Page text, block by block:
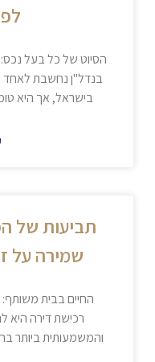
הסיוט של כל בעל
בנדל"ן נחשבת לאחד
בישראל, אך היא
תביעות של
שמירה על
החיים בבית
רכישת דירה היא
והמשמעותית ביותר